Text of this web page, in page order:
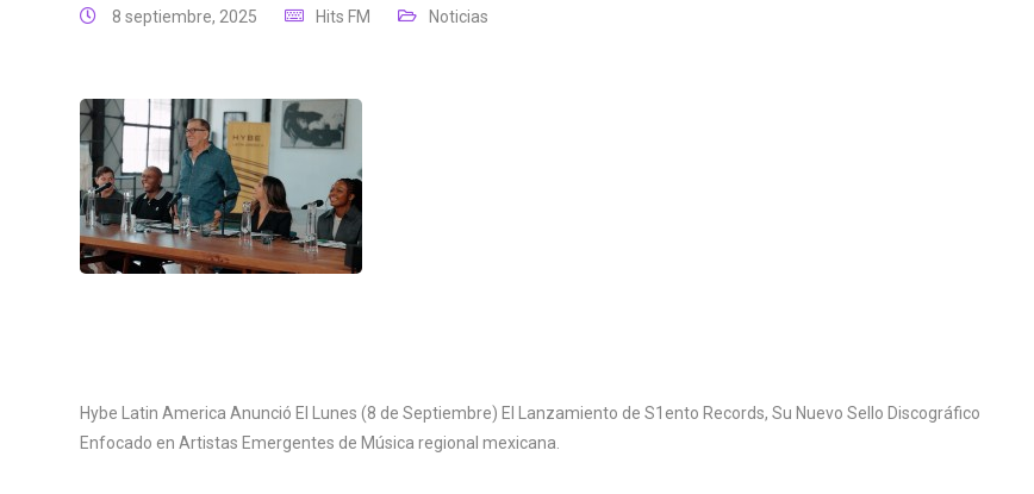
8 septiembre, 2025 Hits FM Noticias
Hybe Latin America Anunció El Lunes (8 de Septiembre) El Lanzamiento de S1ento Records, Su Nuevo Sello Discográfico
Enfocado en Artistas Emergentes de Música regional mexicana.